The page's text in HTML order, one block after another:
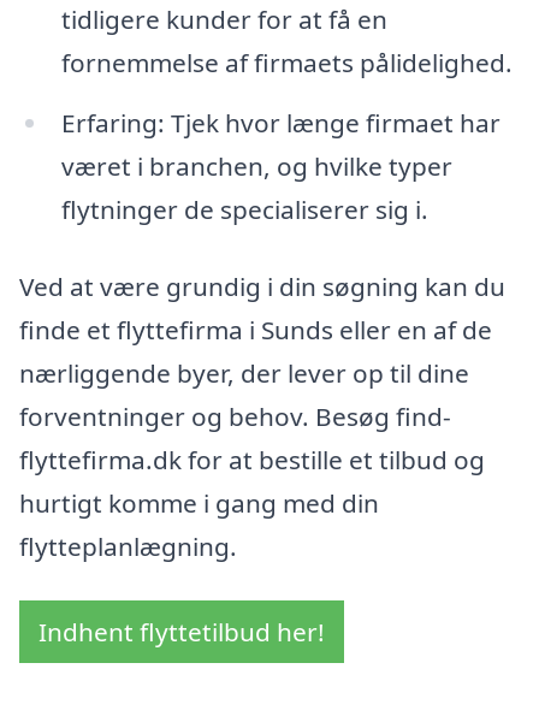
tidligere kunder for at få en
fornemmelse af firmaets pålidelighed.
Erfaring: Tjek hvor længe firmaet har
været i branchen, og hvilke typer
flytninger de specialiserer sig i.
Ved at være grundig i din søgning kan du
finde et flyttefirma i Sunds eller en af de
nærliggende byer, der lever op til dine
forventninger og behov. Besøg find-
flyttefirma.dk for at bestille et tilbud og
hurtigt komme i gang med din
flytteplanlægning.
Indhent flyttetilbud her!